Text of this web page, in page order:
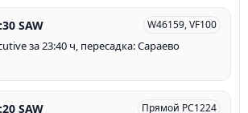
SAW W46159, VF100
за 23:40 ч, пересадка: Сараево
SAW Прямой PC1224